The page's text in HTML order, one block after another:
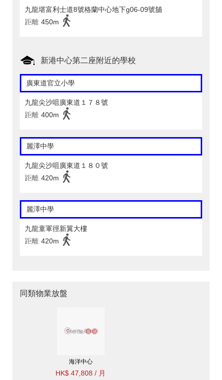
九龍堪富利士道8號格蘭中心地下g06-09號舖
距離 450m
新港中心第二座附近的學校
廣東道官立小學
九龍尖沙咀廣東道１７８號
距離 400m
麗澤中學
九龍尖沙咀廣東道１８０號
距離 420m
麗澤中學
九龍童軍徑新翼大樓
距離 420m
同類物業放盤
海洋中心
HK$ 47,808 / 月